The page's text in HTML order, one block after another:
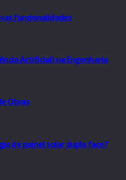
funcionalidades
Artificial) na Engenharia
Obras
de painel solar dupla face?